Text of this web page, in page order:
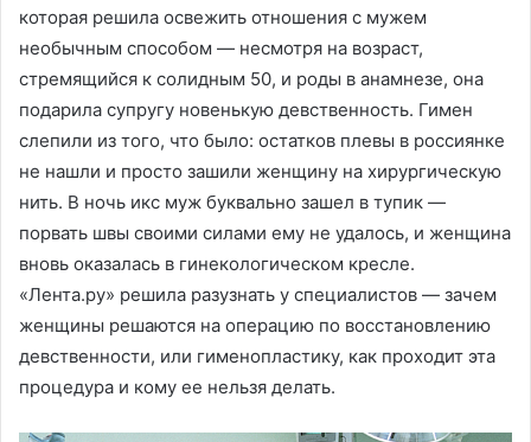
которая решила освежить отношения с мужем
необычным способом — несмотря на возраст,
стремящийся к солидным 50, и роды в анамнезе, она
подарила супругу новенькую девственность. Гимен
слепили из того, что было: остатков плевы в россиянке
не нашли и просто зашили женщину на хирургическую
нить. В ночь икс муж буквально зашел в тупик —
порвать швы своими силами ему не удалось, и женщина
вновь оказалась в гинекологическом кресле.
«Лента.ру» решила разузнать у специалистов — зачем
женщины решаются на операцию по восстановлению
девственности, или гименопластику, как проходит эта
процедура и кому ее нельзя делать.